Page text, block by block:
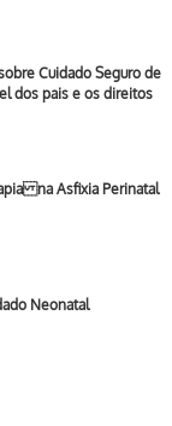
Cuidado Seguro de
dos pais e os direitos
na Asfixia Perinatal
Neonatal